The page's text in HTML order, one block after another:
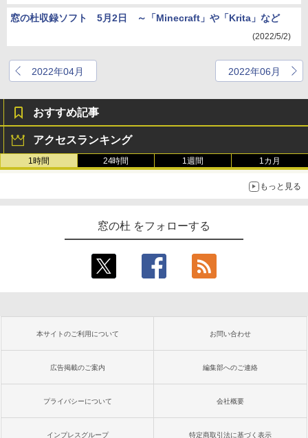
窓の杜収録ソフト 5月2日 ～「Minecraft」や「Krita」など
(2022/5/2)
2022年04月 2022年06月
おすすめ記事
アクセスランキング
1時間 24時間 1週間 1カ月
もっと見る
窓の杜 をフォローする
本サイトのご利用について お問い合わせ
広告掲載のご案内 編集部へのご連絡
プライバシーについて 会社概要
インプレスグループ 特定商取引法に基づく表示